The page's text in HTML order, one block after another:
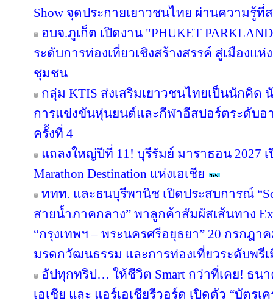
Show จุดประกายเยาวชนไทย ผ่านความรู้ที่
อบจ.ภูเก็ต เปิดงาน "PHUKET
ระดับการท่องเที่ยวเชิงสร้างสรรค์ สู่เมืองแ
ชุมชน
กลุ่ม KTIS ส่งเสริมเยาวชนไทยเป็นนักคิด
การแข่งขันหุ่นยนต์และกีฬาอีสปอร์ตระดับอ
ครั้งที่ 4
แถลงใหญ่ปีที่ 11! บุรีรัมย์ มาราธอน 2027
Marathon Destination แห่งเอเชีย
ททท. และธนบุรีพานิช เปิดประสบการณ์
สายน้ำภาคกลาง” พาลูกค้าสัมผัสเส้นทาง
“กรุงเทพฯ – พระนครศรีอยุธยา” 20 กรกฎ
มรดกวัฒนธรรม และการท่องเที่ยวระดับพรี
อัปทุกทริป… ให้ชีวิต Smart กว่าที่เคย! ธน
เอเชีย และ แอร์เอเชียรีวอร์ด เปิดตัว “บัตร